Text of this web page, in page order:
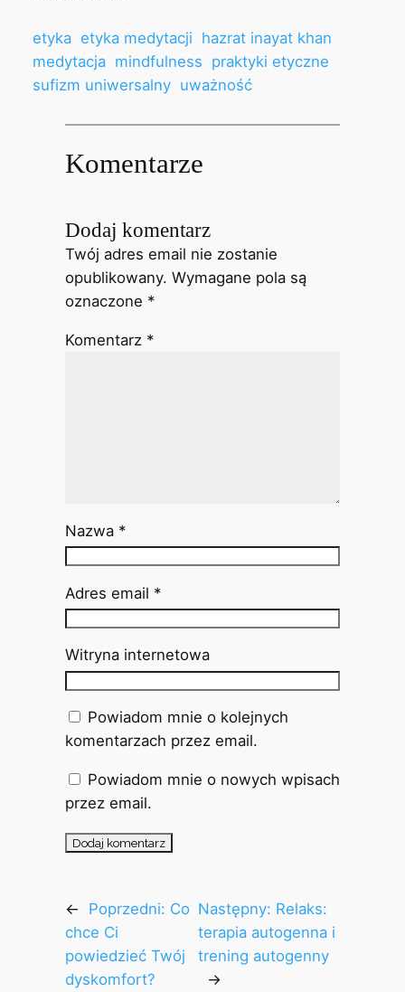
etyka etyka medytacji hazrat inayat khan
medytacja mindfulness praktyki etyczne
sufizm uniwersalny uważność
Komentarze
Dodaj komentarz
Twój adres email nie zostanie
opublikowany. Wymagane pola są
oznaczone *
Komentarz *
Nazwa *
Adres email *
Witryna internetowa
Powiadom mnie o kolejnych
komentarzach przez email.
Powiadom mnie o nowych wpisach
przez email.
← Poprzedni: Co
chce Ci
powiedzieć Twój
dyskomfort?
Następny: Relaks:
terapia autogenna i
trening autogenny
→